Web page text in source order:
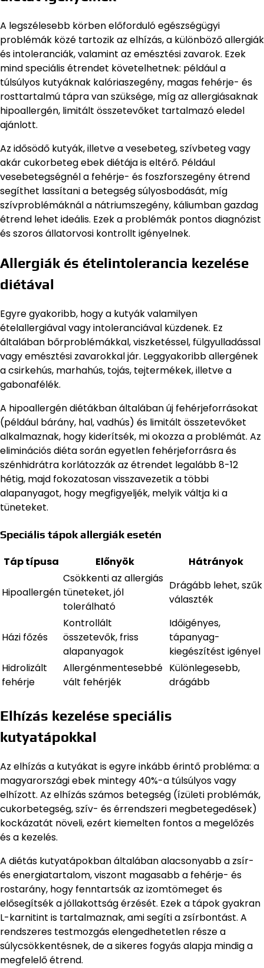
A legszélesebb körben előforduló egészségügyi
problémák közé tartozik az elhízás, a különböző allergiák
és intoleranciák, valamint az emésztési zavarok. Ezek
mind speciális étrendet követelhetnek: például a
túlsúlyos kutyáknak kalóriaszegény, magas fehérje- és
rosttartalmú tápra van szüksége, míg az allergiásaknak
hipoallergén, limitált összetevőket tartalmazó eledel
ajánlott.
Az idősödő kutyák, illetve a vesebeteg, szívbeteg vagy
akár cukorbeteg ebek diétája is eltérő. Például
vesebetegségnél a fehérje- és foszforszegény étrend
segíthet lassítani a betegség súlyosbodását, míg
szívproblémáknál a nátriumszegény, káliumban gazdag
étrend lehet ideális. Ezek a problémák pontos diagnózist
és szoros állatorvosi kontrollt igényelnek.
Allergiák és ételintolerancia kezelése
diétával
Egyre gyakoribb, hogy a kutyák valamilyen
ételallergiával vagy intoleranciával küzdenek. Ez
általában bőrproblémákkal, viszketéssel, fülgyulladással
vagy emésztési zavarokkal jár. Leggyakoribb allergének
a csirkehús, marhahús, tojás, tejtermékek, illetve a
gabonafélék.
A hipoallergén diétákban általában új fehérjeforrásokat
(például bárány, hal, vadhús) és limitált összetevőket
alkalmaznak, hogy kiderítsék, mi okozza a problémát. Az
eliminációs diéta során egyetlen fehérjeforrásra és
szénhidrátra korlátozzák az étrendet legalább 8-12
hétig, majd fokozatosan visszavezetik a többi
alapanyagot, hogy megfigyeljék, melyik váltja ki a
tüneteket.
Speciális tápok allergiák esetén
Táp típusa Előnyök Hátrányok
Hipoallergén
Csökkenti az allergiás
tüneteket, jól
tolerálható
Drágább lehet, szűk
választék
Házi főzés
Kontrollált
összetevők, friss
alapanyagok
Időigényes,
tápanyag-
kiegészítést igényel
Hidrolizált
fehérje
Allergénmentesebbé
vált fehérjék
Különlegesebb,
drágább
Elhízás kezelése speciális
kutyatápokkal
Az elhízás a kutyákat is egyre inkább érintő probléma: a
magyarországi ebek mintegy 40%-a túlsúlyos vagy
elhízott. Az elhízás számos betegség (ízületi problémák,
cukorbetegség, szív- és érrendszeri megbetegedések)
kockázatát növeli, ezért kiemelten fontos a megelőzés
és a kezelés.
A diétás kutyatápokban általában alacsonyabb a zsír-
és energiatartalom, viszont magasabb a fehérje- és
rostarány, hogy fenntartsák az izomtömeget és
elősegítsék a jóllakottság érzését. Ezek a tápok gyakran
L-karnitint is tartalmaznak, ami segíti a zsírbontást. A
rendszeres testmozgás elengedhetetlen része a
súlycsökkentésnek, de a sikeres fogyás alapja mindig a
megfelelő étrend.